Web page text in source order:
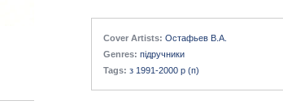
Cover Artists: Остафьев В.А.
Genres: підручники
Tags: з 1991-2000 р (п)